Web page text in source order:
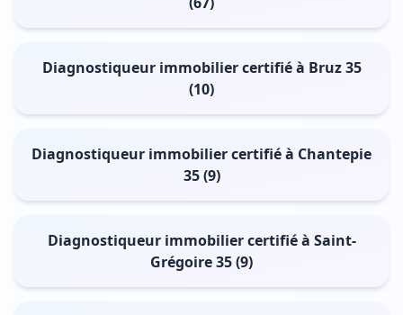
Diagnostiqueur immobilier certifié à Bruz 35
(10)
Diagnostiqueur immobilier certifié à Chantepie
35 (9)
Diagnostiqueur immobilier certifié à Saint-
Grégoire 35 (9)